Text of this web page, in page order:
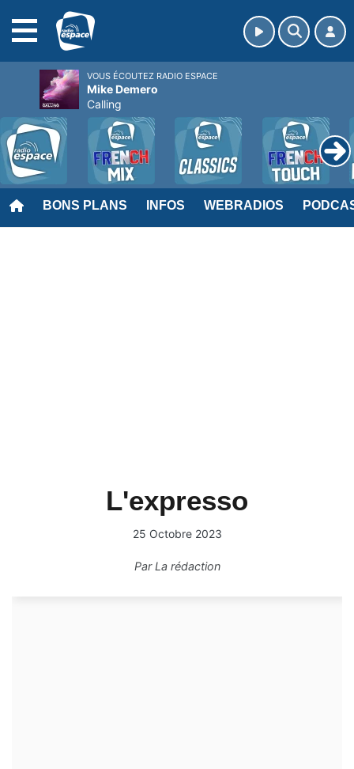
BONS PLANS INFOS WEBRADIOS
L'expresso
25 Octobre 2023
ParLa rédaction
VOUS ÉCOUTEZ RADIO ESPACE
Mike Demero
Calling